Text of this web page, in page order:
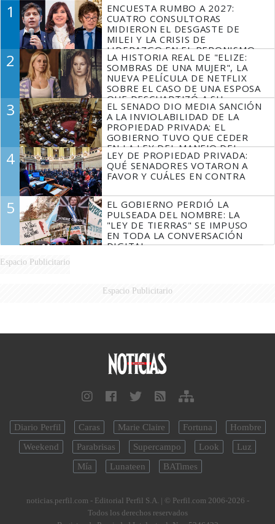
1
ENCUESTA RUMBO A 2027:
CUATRO CONSULTORAS
MIDIERON EL DESGASTE DE
MILEI Y LA CRISIS DE
LIDERAZGO EN EL PERONISMO
2
LA HISTORIA REAL DE "ELIZE:
SOMBRAS DE UNA MUJER", LA
NUEVA PELÍCULA DE NETFLIX
SOBRE EL CASO DE UNA ESPOSA
QUE DESCUARTIZÓ A SU
MARIDO
3
EL SENADO DIO MEDIA SANCIÓN
A LA INVIOLABILIDAD DE LA
PROPIEDAD PRIVADA: EL
GOBIERNO TUVO QUE CEDER
EN LA LEY DEL MANEJO DEL
FUEGO
4
LEY DE PROPIEDAD PRIVADA:
QUÉ SENADORES VOTARON A
FAVOR Y CUÁLES EN CONTRA
5
EL GOBIERNO PERDIÓ LA
PULSEADA DEL NOMBRE: LA
"LEY DE TIERRAS" SE IMPUSO
EN TODA LA CONVERSACIÓN
DIGITAL
Espacio Publicitario
Espacio Publicitario
Diario Perfil Caras Marie Claire Fortuna
Hombre
Weekend
Parabrisas Supercampo Look
Luz
Mía
Lunateen BATimes
noticias.perfil.com - Editorial Perfil S.A. | © Perfil.com 2006-2026 -
Todos los derechos reservados